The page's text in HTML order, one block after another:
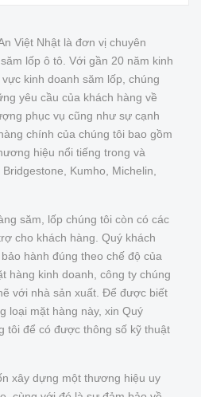
Việt Nhật là đơn vị chuyên
lốp ô tô. Với gần 20 năm kinh
kinh doanh săm lốp, chúng
yêu cầu của khách hàng về
phục vụ cũng như sự cạnh
chính của chúng tôi bao gồm
hiệu nổi tiếng trong và
Kumho, Michelin,
săm, lốp chúng tôi còn có các
cho khách hàng. Quý khách
hành đúng theo chế độ của
hàng kinh doanh, công ty chúng
với nhà sản xuất. Để được biết
loại mặt hàng này, xin Quý
tôi để có được thông số kỹ thuật
xây dựng một thương hiệu uy